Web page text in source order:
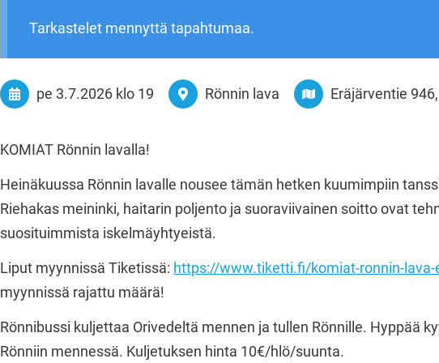
Tarkastelet mennyttä tapahtumaa.
pe 3.7.2026 klo 19 Rönnin lava Eräjärventie
KOMIAT Rönnin lavalla!
Heinäkuussa Rönnin lavalle nousee tämän hetken kuumimpiin
Riehakas meininki, haitarin poljento ja suoraviivainen soitto ovat
suosituimmista iskelmäyhtyeistä.
Liput myynnissä Tiketissä: https://www.tiketti.fi/komiat-ronnin-lava-
myynnissä rajattu määrä!
Rönnibussi kuljettaa Orivedeltä mennen ja tullen Rönnille. Hyppää
Rönniin mennessä. Kuljetuksen hinta 10€/hlö/suunta.